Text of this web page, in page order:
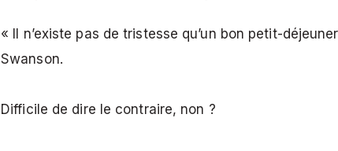
« Il n’existe pas de tristesse qu’un bon petit-
Swanson.
Difficile de dire le contraire, non ?